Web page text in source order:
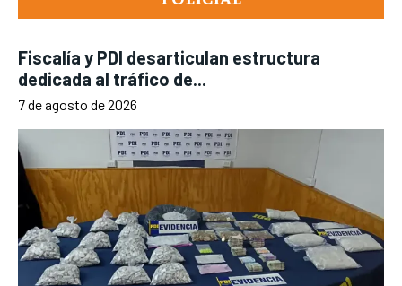
Fiscalía y PDI desarticulan estructura
dedicada al tráfico de...
7 de agosto de 2026